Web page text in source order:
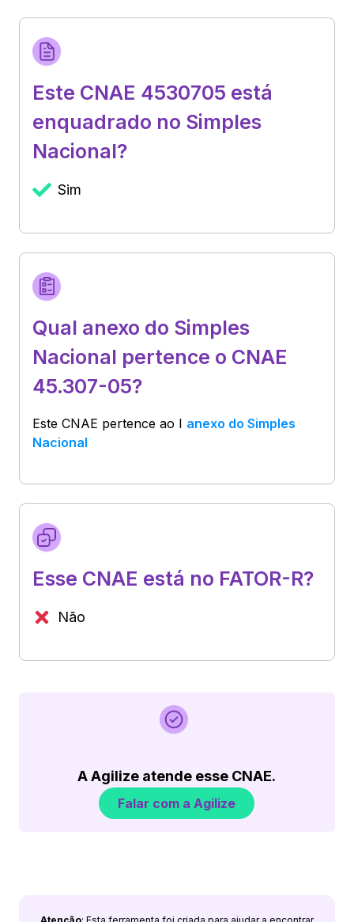
Este CNAE 4530705 está
enquadrado no Simples
Nacional?
Sim
Qual anexo do Simples
Nacional pertence o CNAE
45.307-05?
Este CNAE pertence ao I anexo do Simples
Nacional
Esse CNAE está no FATOR-R?
Não
A Agilize atende esse CNAE.
Falar com a Agilize